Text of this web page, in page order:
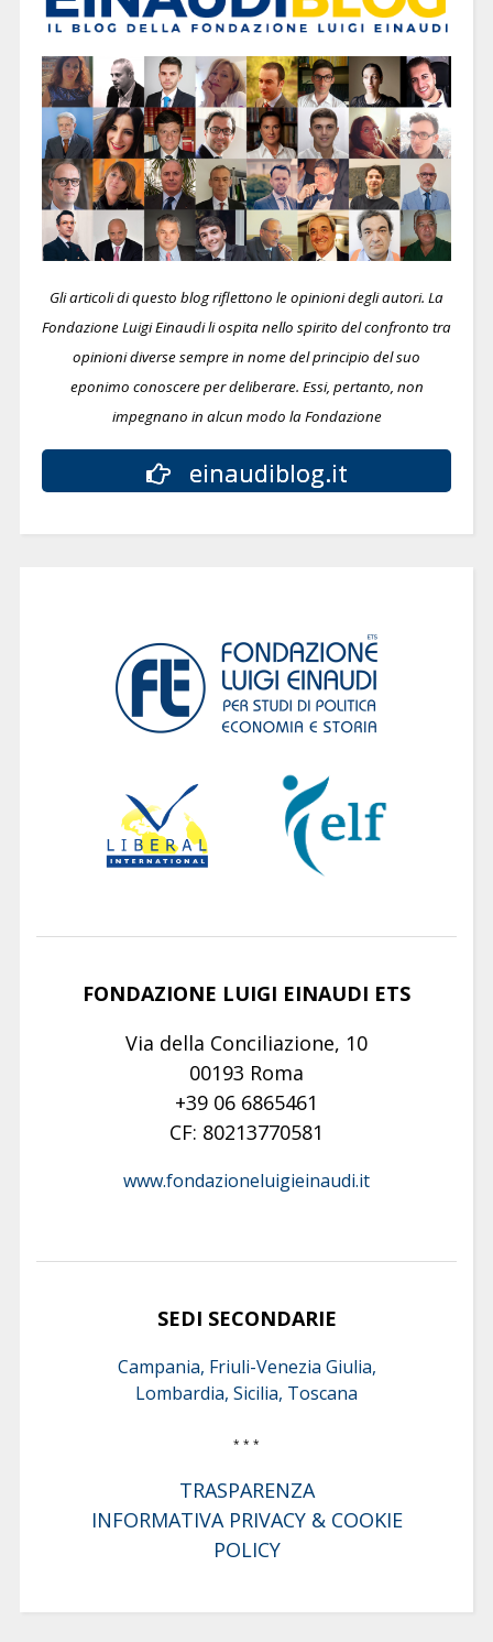
Gli articoli di questo blog riflettono le opinioni degli autori. La
Fondazione Luigi Einaudi li ospita nello spirito del confronto tra
opinioni diverse sempre in nome del principio del suo
eponimo conoscere per deliberare. Essi, pertanto, non
impegnano in alcun modo la Fondazione
einaudiblog.it
FONDAZIONE LUIGI EINAUDI ETS
Via della Conciliazione, 10
00193 Roma
+39 06 6865461
CF: 80213770581
www.fondazioneluigieinaudi.it
SEDI SECONDARIE
Campania, Friuli-Venezia Giulia,
Lombardia, Sicilia, Toscana
* * *
TRASPARENZA
INFORMATIVA PRIVACY & COOKIE
POLICY